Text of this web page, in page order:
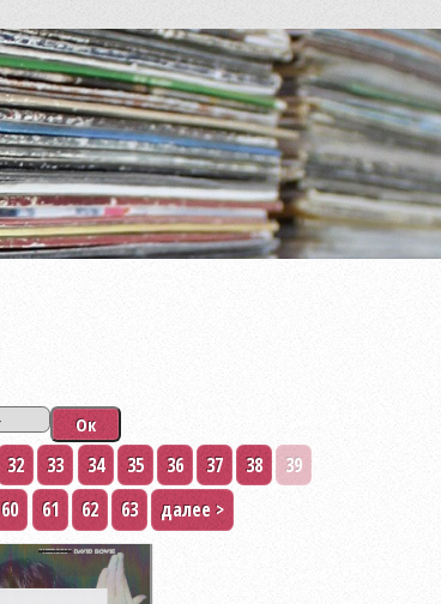
32 33 34 35 36 37 38
39
60 61 62 63 далее >